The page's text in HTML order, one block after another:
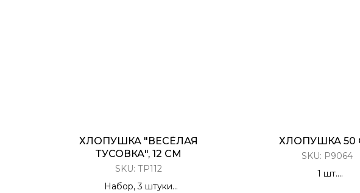
ХЛОПУШКА "ВЕСЁЛАЯ
ТУСОВКА", 12 СМ
SKU: ТР112
Набор, 3 штуки
ХЛОПУШКА 50
SKU: Р9064
1 шт.